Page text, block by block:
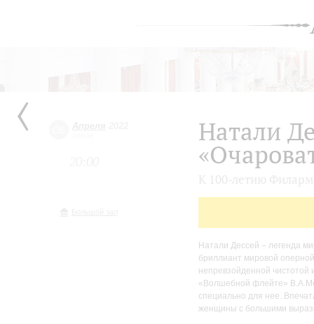
Натали
Натали Дессей – легенда
бриллиант мировой
непревзойденной
«Волшебной флейте»
специально для нее.
женщины с большими